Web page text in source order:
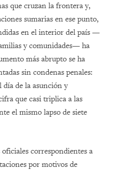
que cruzan la frontera y,
sumarias en ese punto,
en el interior del país —
y comunidades— ha
más abrupto se ha
sin condenas penales:
día de la asunción y
que casi triplica a las
el mismo lapso de siete
correspondientes a
por motivos de